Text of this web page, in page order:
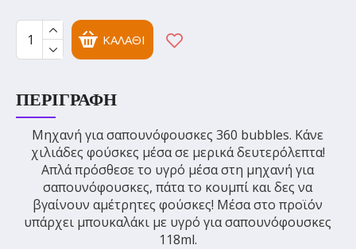
ΚΑΛΆΘΙ
ΠΕΡΙΓΡΑΦΉ
Μηχανή για σαπουνόφουσκες 360 bubbles. Κάνε
χιλιάδες φούσκες μέσα σε μερικά δευτερόλεπτα!
Απλά πρόσθεσε το υγρό μέσα στη μηχανή για
σαπουνόφουσκες, πάτα το κουμπί και δες να
βγαίνουν αμέτρητες φούσκες! Μέσα στο προϊόν
υπάρχει μπουκαλάκι με υγρό για σαπουνόφουσκες
118ml.